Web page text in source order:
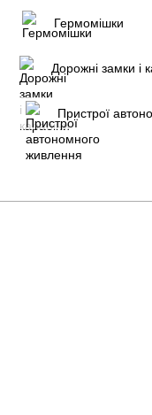
Гермомішки
Дорожні замки і
Пристрої